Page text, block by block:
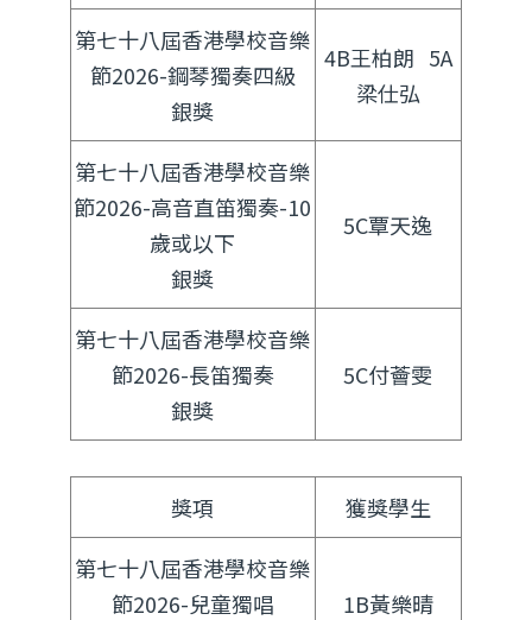
第七十八屆香港學校音樂
節2026-鋼琴獨奏四級
銀獎
4B王柏朗 5A
梁仕弘
第七十八屆香港學校音樂
節2026-高音直笛獨奏-10
歲或以下
銀獎
5C覃天逸
第七十八屆香港學校音樂
節2026-長笛獨奏
銀獎
5C付薈雯
獎項
獲獎學生
第七十八屆香港學校音樂
節2026-兒童獨唱
1B黃樂晴